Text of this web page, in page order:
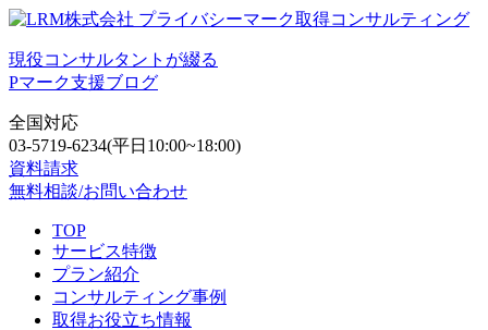
現役コンサルタントが綴る
Pマーク支援ブログ
全国対応
03-5719-6234(平日10:00~18:00)
資料請求
無料相談/お問い合わせ
TOP
サービス特徴
プラン紹介
コンサルティング事例
取得お役立ち情報